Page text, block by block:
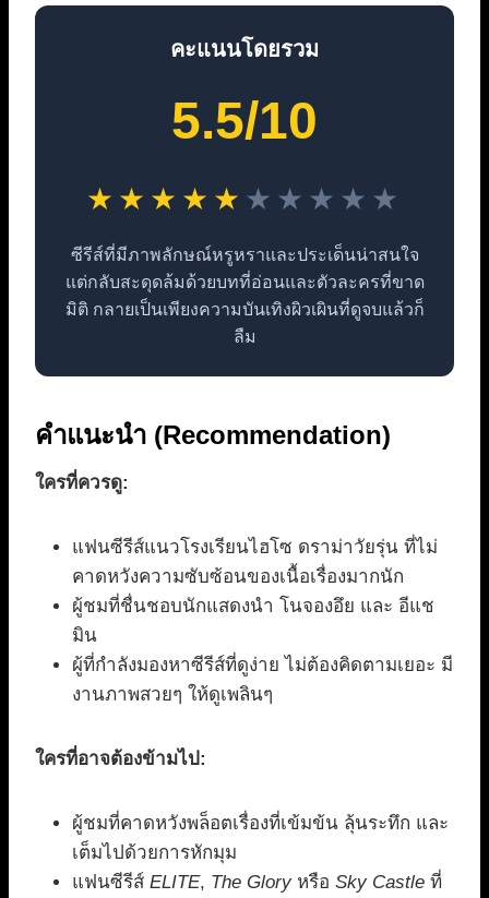
คะแนนโดยรวม
5.5/10
★ ★ ★ ★ ★ ★ ★ ★ ★ ★
ซีรีส์ที่มีภาพลักษณ์หรูหราและประเด็นน่าสนใจ
แต่กลับสะดุดล้มด้วยบทที่อ่อนและตัวละครที่ขาด
มิติ กลายเป็นเพียงความบันเทิงผิวเผินที่ดูจบแล้วก็
ลืม
คำแนะนำ (Recommendation)
ใครที่ควรดู:
แฟนซีรีส์แนวโรงเรียนไฮโซ ดราม่าวัยรุ่น ที่ไม่
คาดหวังความซับซ้อนของเนื้อเรื่องมากนัก
ผู้ชมที่ชื่นชอบนักแสดงนำ โนจองอึย และ อีแช
มิน
ผู้ที่กำลังมองหาซีรีส์ที่ดูง่าย ไม่ต้องคิดตามเยอะ มี
งานภาพสวยๆ ให้ดูเพลินๆ
ใครที่อาจต้องข้ามไป:
ผู้ชมที่คาดหวังพล็อตเรื่องที่เข้มข้น ลุ้นระทึก และ
เต็มไปด้วยการหักมุม
แฟนซีรีส์ ELITE, The Glory หรือ Sky Castle ที่